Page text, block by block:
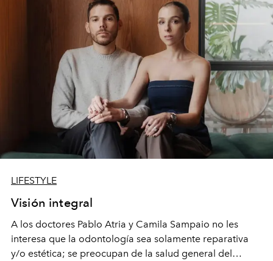
LIFESTYLE
Visión integral
A los doctores Pablo Atria y Camila Sampaio no les
interesa que la odontología sea solamente reparativa
y/o estética; se preocupan de la salud general del